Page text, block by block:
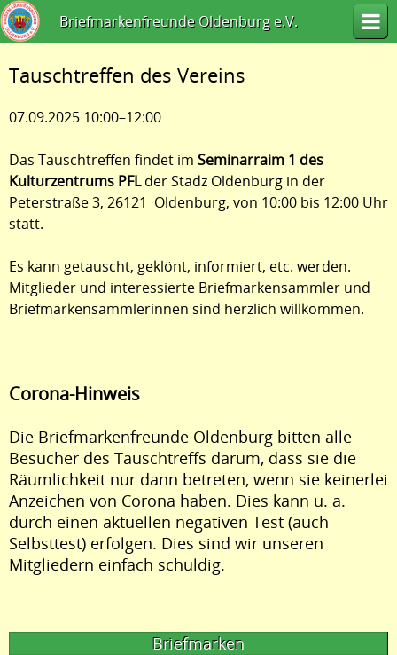
Briefmarkenfreunde Oldenburg e.V.
Tauschtreffen des Vereins
07.09.2025 10:00–12:00
Das Tauschtreffen findet im Seminarraim 1 des
Kulturzentrums PFLder Stadz Oldenburg in der
Peterstraße 3, 26121 Oldenburg, von 10:00 bis 12:00 Uhr
statt.
Es kann getauscht, geklönt, informiert, etc. werden.
Mitglieder und interessierte Briefmarkensammler und
Briefmarkensammlerinnen sind herzlich willkommen.
Corona-Hinweis
Die Briefmarkenfreunde Oldenburg bitten alle
Besucher des Tauschtreffs darum, dass sie die
Räumlichkeit nur dann betreten, wenn sie keinerlei
Anzeichen von Corona haben. Dies kann u. a.
durch einen aktuellen negativen Test (auch
Selbsttest) erfolgen. Dies sind wir unseren
Mitgliedern einfach schuldig.
Briefmarken